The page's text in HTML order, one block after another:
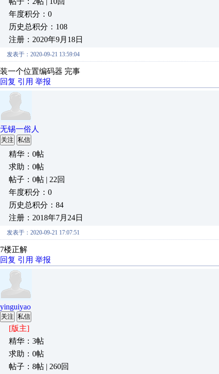
年度积分：0
历史总积分：108
注册：2020年9月18日
发表于：2020-09-21 13:59:04
装一个位置编码器 完事
回复 引用 举报
无锡一俗人
关注 私信
精华：0帖
求助：0帖
帖子：0帖 | 22回
年度积分：0
历史总积分：84
注册：2018年7月24日
发表于：2020-09-21 17:07:51
7楼正解
回复 引用 举报
yinguiyao
关注 私信
[版主]
精华：3帖
求助：0帖
帖子：8帖 | 260回